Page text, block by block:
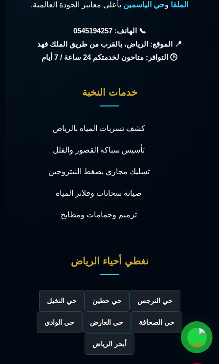
الملقا وحي الياسمين بأعلى معايير الجودة العالمية.
📞 الهاتف: 0545194257
📍 الموقع: الرياض، بالقرب من طريق الملك فهد
🕒 التوافر: متاحون لخدمتكم 24 ساعة / 7 أيام
خدمات النخبة
كشف تسربات المياه بالرياض
تأسيس سباكة القصور والفلل
تسليك مجاري بضغط النيتروجين
صيانة سخانات وفلاتر المياه
ترميم وحمامات ومطابخ
نغطي أحياء الرياض
حي النرجس حي حطين حي النخيل
حي الصحافة حي العارض حي الوادي
أبحر الرياض